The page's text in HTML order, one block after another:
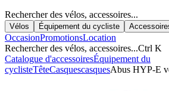
Rechercher des vélos, accessoires...
Vélos Équipement du cycliste
OccasionPromotionsLocation
Rechercher des vélos, accessoires...Ctrl K
Catalogue d'accessoiresÉquipement du
cyclisteTêteCasquescasquesAbus HYP-E